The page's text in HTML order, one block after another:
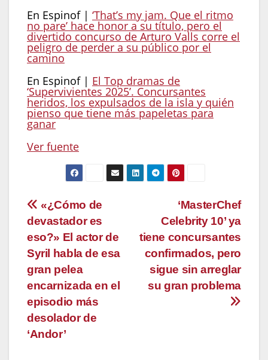
En Espinof | ‘That’s my jam. Que el ritmo
no pare’ hace honor a su título, pero el
divertido concurso de Arturo Valls corre el
peligro de perder a su público por el
camino
En Espinof | El Top dramas de
‘Supervivientes 2025’. Concursantes
heridos, los expulsados de la isla y quién
pienso que tiene más papeletas para
ganar
Ver fuente
Navegación
de
entradas
‘MasterChef
Celebrity 10’ ya
tiene concursantes
confirmados, pero
sigue sin arreglar
su gran problema
«¿Cómo de
devastador es
eso?» El actor de
Syril habla de esa
gran pelea
encarnizada en el
episodio más
desolador de
‘Andor’